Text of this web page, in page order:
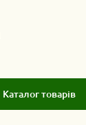
Каталог товарів